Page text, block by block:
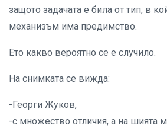
защото задачата е била от тип, в
механизъм има предимство.
Ето какво вероятно се е случило.
На снимката се вижда:
-Георги Жуков,
-с множество отличия, а на шията